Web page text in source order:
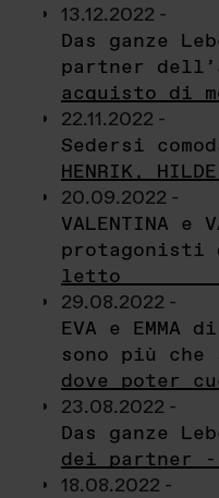
13.12.2022 -
Das ganze
partner
acquisto di
22.11.2022 -
Sedersi
HENRIK,
20.09.2022 -
VALENTINA e
protagonisti
letto
29.08.2022 -
EVA e EMMA
sono più
dove poter
23.08.2022 -
Das ganze
dei partner
18.08.2022 -